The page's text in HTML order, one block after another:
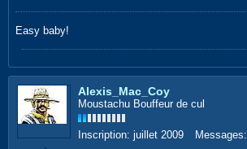
Easy baby!
Alexis_Mac_Coy
Moustachu Bouffeur de cul
Inscription: juillet 2009 Messages: